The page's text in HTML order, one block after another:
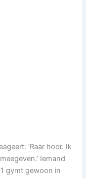
‘Raar hoor. Ik
Iemand
gymt gewoon in